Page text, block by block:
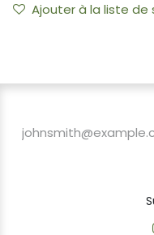
Ajouter à la liste de